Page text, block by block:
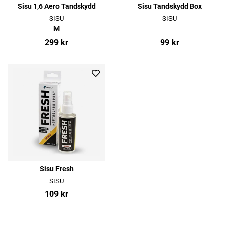
Sisu 1,6 Aero Tandskydd
SISU
M
299 kr
Sisu Tandskydd Box
SISU
99 kr
Sisu Fresh
SISU
109 kr